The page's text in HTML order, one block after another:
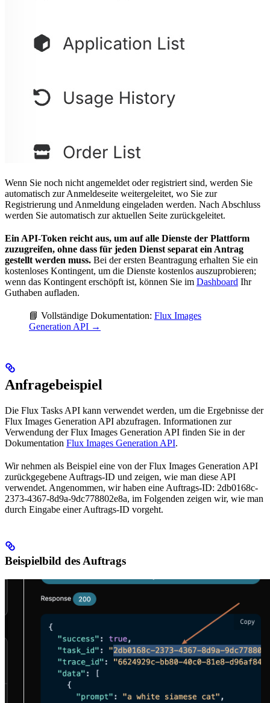
Wenn Sie noch nicht angemeldet oder registriert sind, werden Sie
automatisch zur Anmeldeseite weitergeleitet, wo Sie zur
Registrierung und Anmeldung eingeladen werden. Nach Abschluss
werden Sie automatisch zur aktuellen Seite zurückgeleitet.
Ein API-Token reicht aus, um auf alle Dienste der Plattform
zuzugreifen, ohne dass für jeden Dienst separat ein Antrag
gestellt werden muss. Bei der ersten Beantragung erhalten Sie ein
kostenloses Kontingent, um die Dienste kostenlos auszuprobieren;
wenn das Kontingent erschöpft ist, können Sie im Dashboard Ihr
Guthaben aufladen.
📘 Vollständige Dokumentation: Flux Images
Generation API →
Anfragebeispiel
Die Flux Tasks API kann verwendet werden, um die Ergebnisse der
Flux Images Generation API abzufragen. Informationen zur
Verwendung der Flux Images Generation API finden Sie in der
Dokumentation Flux Images Generation API.
Wir nehmen als Beispiel eine von der Flux Images Generation API
zurückgegebene Auftrags-ID und zeigen, wie man diese API
verwendet. Angenommen, wir haben eine Auftrags-ID: 2db0168c-
2373-4367-8d9a-9dc778802e8a, im Folgenden zeigen wir, wie man
durch Eingabe einer Auftrags-ID vorgeht.
Beispielbild des Auftrags